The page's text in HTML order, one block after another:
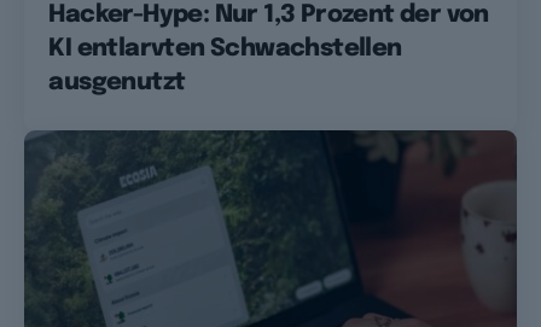
Hacker-Hype: Nur 1,3 Prozent der von
KI entlarvten Schwachstellen
ausgenutzt